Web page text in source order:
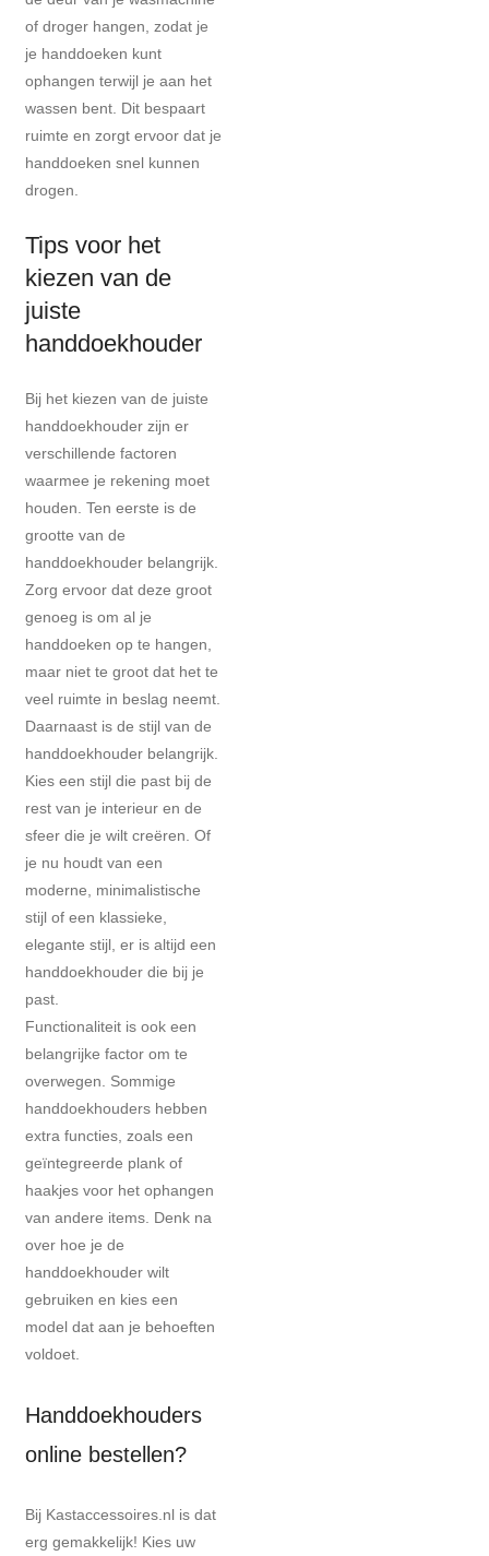
of droger hangen, zodat je
je handdoeken kunt
ophangen terwijl je aan het
wassen bent. Dit bespaart
ruimte en zorgt ervoor dat je
handdoeken snel kunnen
drogen.
Tips voor het
kiezen van de
juiste
handdoekhouder
Bij het kiezen van de juiste
handdoekhouder zijn er
verschillende factoren
waarmee je rekening moet
houden. Ten eerste is de
grootte van de
handdoekhouder belangrijk.
Zorg ervoor dat deze groot
genoeg is om al je
handdoeken op te hangen,
maar niet te groot dat het te
veel ruimte in beslag neemt.
Daarnaast is de stijl van de
handdoekhouder belangrijk.
Kies een stijl die past bij de
rest van je interieur en de
sfeer die je wilt creëren. Of
je nu houdt van een
moderne, minimalistische
stijl of een klassieke,
elegante stijl, er is altijd een
handdoekhouder die bij je
past.
Functionaliteit is ook een
belangrijke factor om te
overwegen. Sommige
handdoekhouders hebben
extra functies, zoals een
geïntegreerde plank of
haakjes voor het ophangen
van andere items. Denk na
over hoe je de
handdoekhouder wilt
gebruiken en kies een
model dat aan je behoeften
voldoet.
Handdoekhouders
online bestellen?
Bij Kastaccessoires.nl is dat
erg gemakkelijk! Kies uw